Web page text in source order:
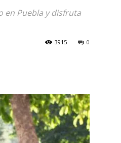
en Puebla y disfruta
0
3915